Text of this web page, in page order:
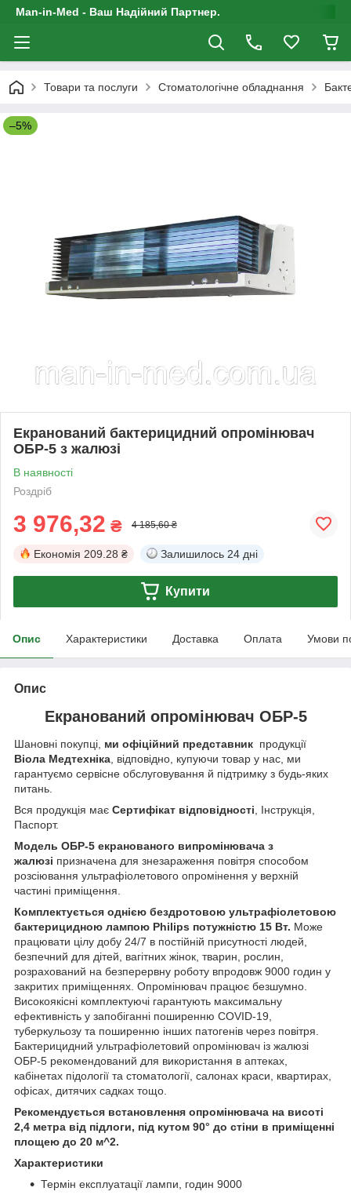
Man-in-Med - Ваш Надійний Партнер.
Товари та послуги Стоматологічне обладнання
–5%
Екранований бактерицидний опромінювач
ОБР-5 з жалюзі
В наявності
Роздріб
3 976,32 ₴ 4 185,60 ₴
Економія 209.28 ₴ Залишилось 24 дні
Купити
Опис Характеристики Доставка Оплата Умови
Опис
Екранований опромінювач ОБР-5
Шановні покупці, ми офіційний представник продукції
Віола Медтехніка, відповідно, купуючи товар у нас, ми
гарантуємо сервісне обслуговування й підтримку з будь-яких
питань.
Вся продукція має Сертифікат відповідності, Інструкція,
Паспорт.
Модель ОБР-5 екранованого випромінювача з
жалюзі призначена для знезараження повітря способом
розсіювання ультрафіолетового опромінення у верхній
частині приміщення.
Комплектується однією бездротовою ультрафіолетовою
бактерицидною лампою Philips потужністю 15 Вт. Може
працювати цілу добу 24/7 в постійній присутності людей,
безпечний для дітей, вагітних жінок, тварин, рослин,
розрахований на безперервну роботу впродовж 9000 годин у
закритих приміщеннях. Опромінювач працює безшумно.
Високоякісні комплектуючі гарантують максимальну
ефективність у запобіганні поширенню COVID-19,
туберкульозу та поширенню інших патогенів через повітря.
Бактерицидний ультрафіолетовий опромінювач із жалюзі
ОБР-5 рекомендований для використання в аптеках,
кабінетах підології та стоматології, салонах краси, квартирах,
офісах, дитячих садках тощо.
Рекомендується встановлення опромінювача на висоті
2,4 метра від підлоги, під кутом 90° до стіни в приміщенні
площею до 20 м^2.
Характеристики
Термін експлуатації лампи, годин 9000